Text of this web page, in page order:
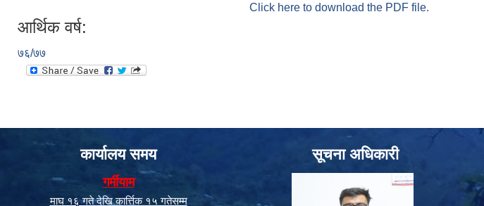
Click here to download the PDF file.
आर्थिक वर्ष:
७६/७७
कार्यालय समय
गर्मीयाम
माघ १६ गते देखि कार्त्तिक १५ गतेसम्म
सूचना अधिकारी